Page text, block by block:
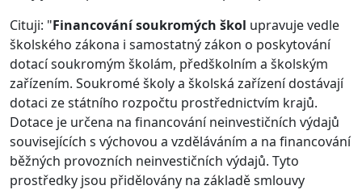
Cituji: "Financování soukromých škol upravuje vedle
školského zákona i samostatný zákon o poskytování
dotací soukromým školám, předškolním a školským
zařízením. Soukromé školy a školská zařízení dostávají
dotaci ze státního rozpočtu prostřednictvím krajů.
Dotace je určena na financování neinvestičních výdajů
souvisejících s výchovou a vzděláváním a na financování
běžných provozních neinvestičních výdajů. Tyto
prostředky jsou přidělovány na základě smlouvy